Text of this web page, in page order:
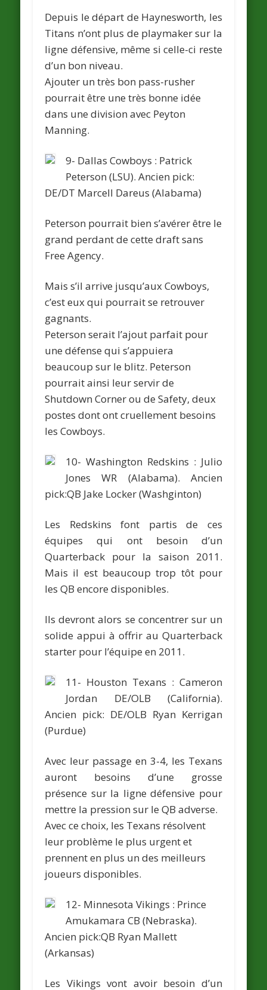
Depuis le départ de Haynesworth, les
Titans n’ont plus de playmaker sur la
ligne défensive, même si celle-ci reste
d’un bon niveau.
Ajouter un très bon pass-rusher
pourrait être une très bonne idée
dans une division avec Peyton
Manning.
9- Dallas Cowboys : Patrick
Peterson (LSU).Ancien pick:
DE/DT Marcell Dareus (Alabama)
Peterson pourrait bien s’avérer être le
grand perdant de cette draft sans
Free Agency.
Mais s’il arrive jusqu’aux Cowboys,
c’est eux qui pourrait se retrouver
gagnants.
Peterson serait l’ajout parfait pour
une défense qui s’appuiera
beaucoup sur le blitz. Peterson
pourrait ainsi leur servir de
Shutdown Corner ou de Safety, deux
postes dont ont cruellement besoins
les Cowboys.
10- Washington Redskins : Julio
Jones WR (Alabama). Ancien
pick:QB Jake Locker(Washginton)
Les Redskins font partis de ces
équipes qui ont besoin d’un
Quarterback pour la saison 2011.
Mais il est beaucoup trop tôt pour
les QB encore disponibles.
Ils devront alors se concentrer sur un
solide appui à offrir au Quarterback
starter pour l’équipe en 2011.
11- Houston Texans : Cameron
Jordan DE/OLB (California).
Ancien pick: DE/OLB Ryan Kerrigan
(Purdue)
Avec leur passage en 3-4, les Texans
auront besoins d’une grosse
présence sur la ligne défensive pour
mettre la pression sur le QB adverse.
Avec ce choix, les Texans résolvent
leur problème le plus urgent et
prennent en plus un des meilleurs
joueurs disponibles.
12- Minnesota Vikings : Prince
Amukamara CB (Nebraska).
Ancien pick:QB Ryan Mallett
(Arkansas)
Les Vikings vont avoir besoin d’un